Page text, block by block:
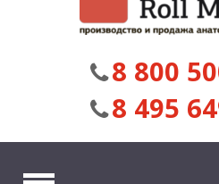
8 800
8 495